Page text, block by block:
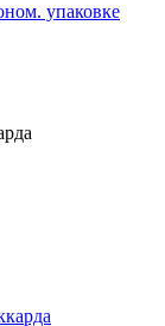
упаковке